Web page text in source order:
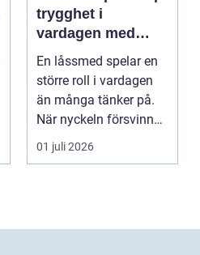
trygghet i
vardagen med
moderna lås och
säkerhet
En låssmed spelar en
större roll i vardagen
än många tänker på.
När nyckeln försvinner,
dörren kärva...
01 juli 2026